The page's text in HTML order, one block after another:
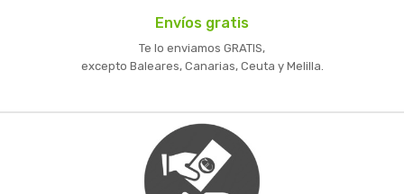
Envíos gratis
Te lo enviamos GRATIS,
excepto Baleares, Canarias, Ceuta y Melilla.